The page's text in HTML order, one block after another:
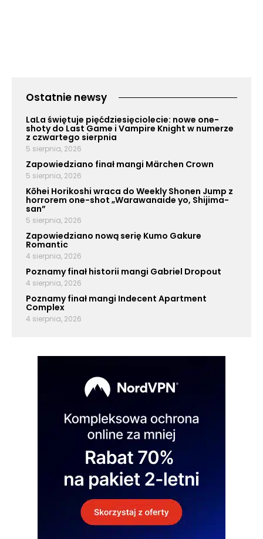
Ostatnie newsy
LaLa świętuje pięćdziesięciolecie: nowe one-
shoty do Last Game i Vampire Knight w numerze
z czwartego sierpnia
5 sierpnia, 2026
Zapowiedziano finał mangi Märchen Crown
5 sierpnia, 2026
Kōhei Horikoshi wraca do Weekly Shonen Jump z
horrorem one-shot „Warawanaide yo, Shijima-
san”
5 sierpnia, 2026
Zapowiedziano nową serię Kumo Gakure
Romantic
4 sierpnia, 2026
Poznamy finał historii mangi Gabriel Dropout
4 sierpnia, 2026
Poznamy finał mangi Indecent Apartment
Complex
4 sierpnia, 2026